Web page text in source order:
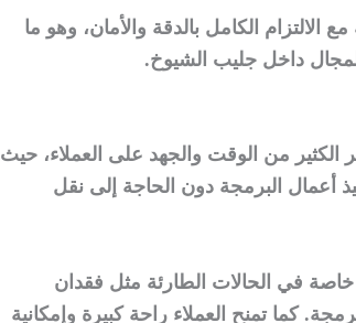
الكامل بالدقة والأمان، وهو ما
داخل جليب الشيوخ.
الكثير من الوقت والجهد على العملاء، حيث
أعمال البرمجة دون الحاجة إلى نقل
في الحالات الطارئة مثل فقدان
كما تمنح العملاء راحة كبيرة وإمكانية